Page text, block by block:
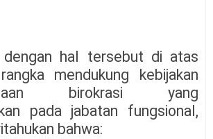
dengan hal tersebut di atas
mendukung kebijakan
birokrasi yang
pada jabatan fungsional,
bahwa: